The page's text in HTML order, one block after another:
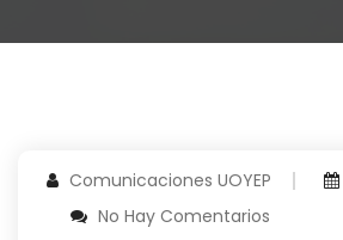
Comunicaciones UOYEP
No Hay Comentarios